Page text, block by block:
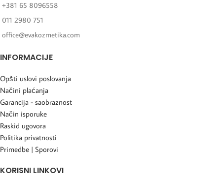
+381 65 8096558
011 2980 751
office@evakozmetika.com
INFORMACIJE
Opšti uslovi poslovanja
Načini plaćanja
Garancija - saobraznost
Način isporuke
Raskid ugovora
Politika privatnosti
Primedbe | Sporovi
KORISNI LINKOVI